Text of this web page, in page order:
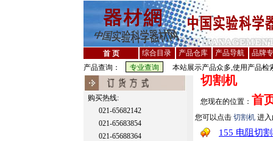
首 页 综合目录 产品仓库 产品导航
品牌
产品查询：
本站展示产品众多,使用产品检
购买热线:
021-65682142
021-65683854
021-65688364
切割机
您现在的位置： 首
您可以点击 切割机 进
155 电阻切